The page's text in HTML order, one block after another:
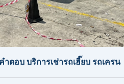
ตอบ บริการเช่ารถเฮี๊ยบ รถเครน